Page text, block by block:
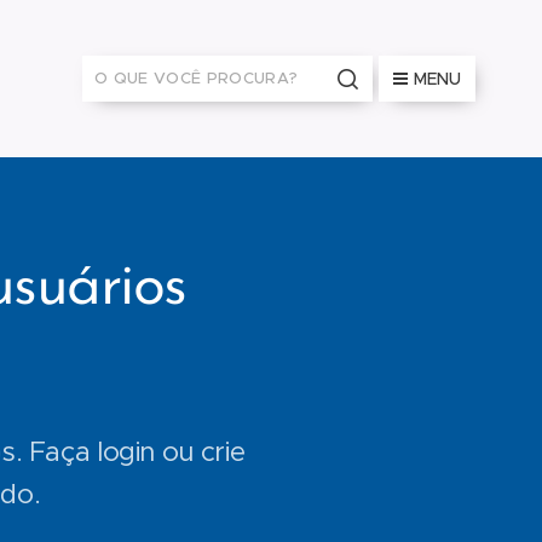
MENU
Faça login ou crie